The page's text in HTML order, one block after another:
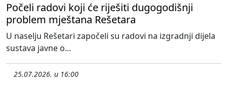
Počeli radovi koji će riješiti dugogodišnji
problem mještana Rešetara
U naselju Rešetari započeli su radovi na izgradnji dijela
sustava javne o...
25.07.2026. u 16:00